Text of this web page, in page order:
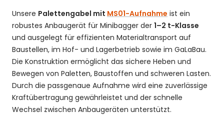
Unsere Palettengabel mit MS01-Aufnahme ist ein
robustes Anbaugerät für Minibagger der 1–2 t-Klasse
und ausgelegt für effizienten Materialtransport auf
Baustellen, im Hof- und Lagerbetrieb sowie im GaLaBau.
Die Konstruktion ermöglicht das sichere Heben und
Bewegen von Paletten, Baustoffen und schweren Lasten.
Durch die passgenaue Aufnahme wird eine zuverlässige
Kraftübertragung gewährleistet und der schnelle
Wechsel zwischen Anbaugeräten unterstützt.